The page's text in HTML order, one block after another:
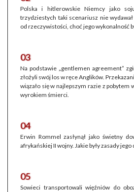
Polska i hitlerowskie Niemcy jako
trzydziestych taki scenariusz nie
od rzeczywistości, choć jego wykonalność
03
Na podstawie „gentlemen agreement”
złożyli swój los w ręce Anglików.
wiązało się w najlepszym razie z pobytem
wyrokiem śmierci.
04
Erwin Rommel zasłynął jako świetny
afrykańskiej II wojny. Jakie były zasady
05
Sowieci transportowali więźniów do